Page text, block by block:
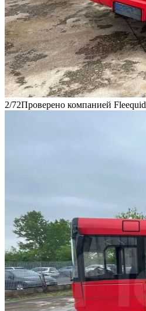
2/72Проверено компанией Fleequid